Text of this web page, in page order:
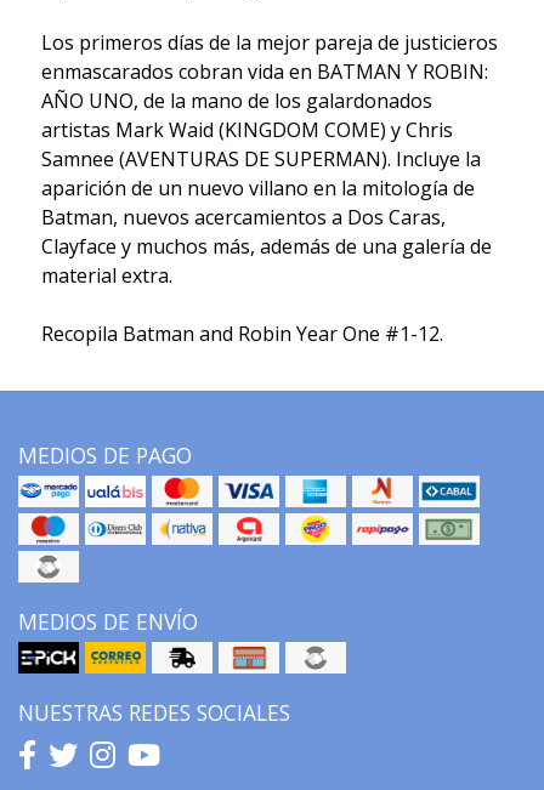
Los primeros días de la mejor pareja de justicieros
enmascarados cobran vida en BATMAN Y ROBIN:
AÑO UNO, de la mano de los galardonados
artistas Mark Waid (KINGDOM COME) y Chris
Samnee (AVENTURAS DE SUPERMAN). Incluye la
aparición de un nuevo villano en la mitología de
Batman, nuevos acercamientos a Dos Caras,
Clayface y muchos más, además de una galería de
material extra.
Recopila Batman and Robin Year One #1-12.
MEDIOS DE PAGO
MEDIOS DE ENVÍO
NUESTRAS REDES SOCIALES